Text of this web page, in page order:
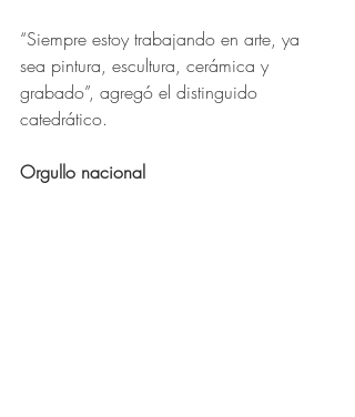
“Siempre estoy trabajando en arte, ya
sea pintura, escultura, cerámica y
grabado”, agregó el distinguido
catedrático.
Orgullo nacional